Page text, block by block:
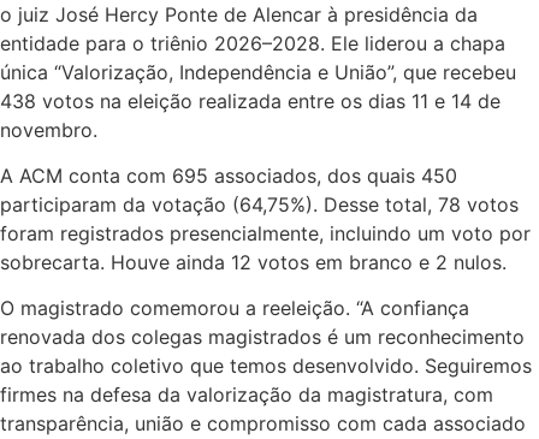
o juiz José Hercy Ponte de Alencar à presidência da
entidade para o triênio 2026–2028. Ele liderou a chapa
única “Valorização, Independência e União”, que recebeu
438 votos na eleição realizada entre os dias 11 e 14 de
novembro.
A ACM conta com 695 associados, dos quais 450
participaram da votação (64,75%). Desse total, 78 votos
foram registrados presencialmente, incluindo um voto por
sobrecarta. Houve ainda 12 votos em branco e 2 nulos.
O magistrado comemorou a reeleição. “A confiança
renovada dos colegas magistrados é um reconhecimento
ao trabalho coletivo que temos desenvolvido. Seguiremos
firmes na defesa da valorização da magistratura, com
transparência, união e compromisso com cada associado